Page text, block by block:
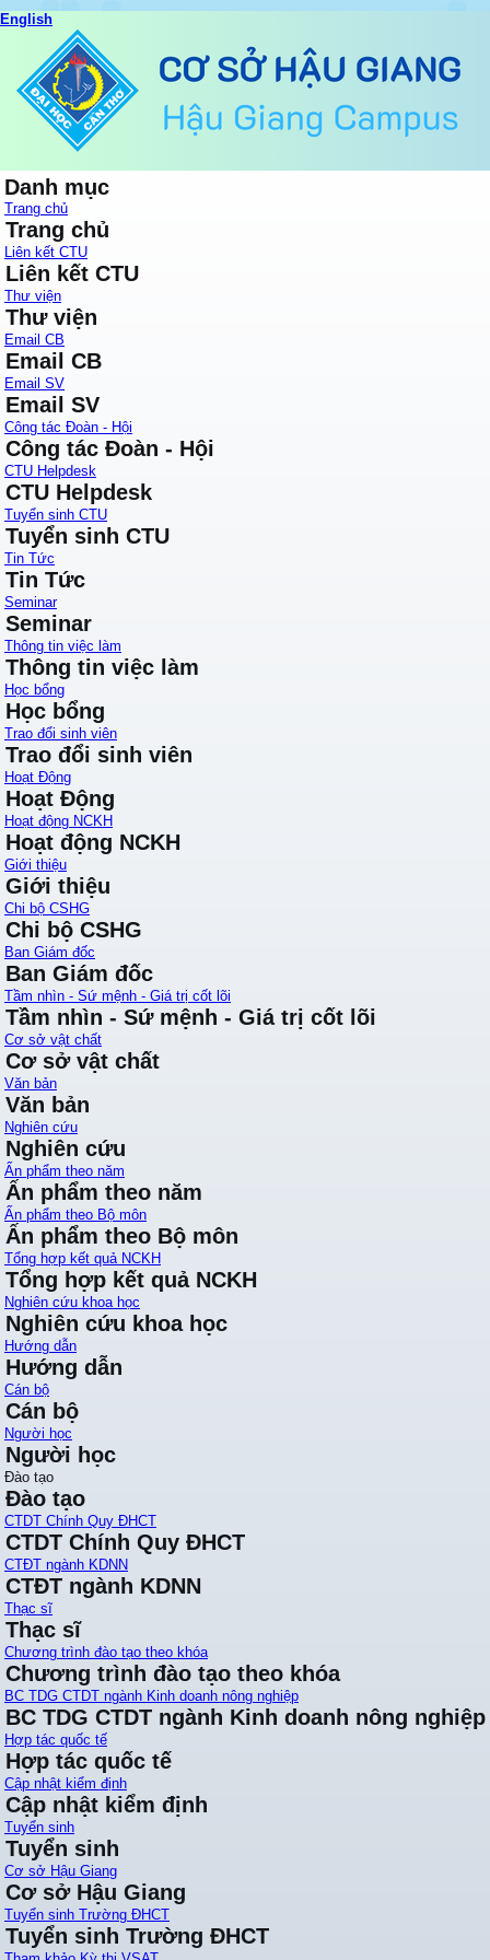
English
Danh mục
Trang chủ
Trang chủ
Liên kết CTU
Liên kết CTU
Thư viện
Thư viện
Email CB
Email CB
Email SV
Email SV
Công tác Đoàn - Hội
Công tác Đoàn - Hội
CTU Helpdesk
CTU Helpdesk
Tuyển sinh CTU
Tuyển sinh CTU
Tin Tức
Tin Tức
Seminar
Seminar
Thông tin việc làm
Thông tin việc làm
Học bổng
Học bổng
Trao đổi sinh viên
Trao đổi sinh viên
Hoạt Động
Hoạt Động
Hoạt động NCKH
Hoạt động NCKH
Giới thiệu
Giới thiệu
Chi bộ CSHG
Chi bộ CSHG
Ban Giám đốc
Ban Giám đốc
Tầm nhìn - Sứ mệnh - Giá trị cốt lõi
Tầm nhìn - Sứ mệnh - Giá trị cốt lõi
Cơ sở vật chất
Cơ sở vật chất
Văn bản
Văn bản
Nghiên cứu
Nghiên cứu
Ấn phẩm theo năm
Ấn phẩm theo năm
Ấn phẩm theo Bộ môn
Ấn phẩm theo Bộ môn
Tổng hợp kết quả NCKH
Tổng hợp kết quả NCKH
Nghiên cứu khoa học
Nghiên cứu khoa học
Hướng dẫn
Hướng dẫn
Cán bộ
Cán bộ
Người học
Người học
Đào tạo
Đào tạo
CTDT Chính Quy ĐHCT
CTDT Chính Quy ĐHCT
CTĐT ngành KDNN
CTĐT ngành KDNN
Thạc sĩ
Thạc sĩ
Chương trình đào tạo theo khóa
Chương trình đào tạo theo khóa
BC TDG CTDT ngành Kinh doanh nông nghiệp
BC TDG CTDT ngành Kinh doanh nông nghiệp
Hợp tác quốc tế
Hợp tác quốc tế
Cập nhật kiểm định
Cập nhật kiểm định
Tuyển sinh
Tuyển sinh
Cơ sở Hậu Giang
Cơ sở Hậu Giang
Tuyển sinh Trường ĐHCT
Tuyển sinh Trường ĐHCT